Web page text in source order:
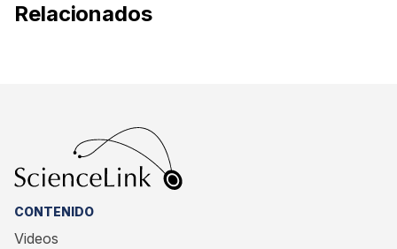
Relacionados
CONTENIDO
Videos